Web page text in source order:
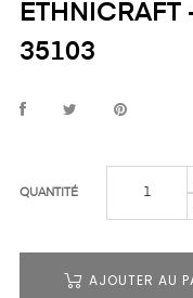
35103
QUANTITÉ
AJOUTER AU